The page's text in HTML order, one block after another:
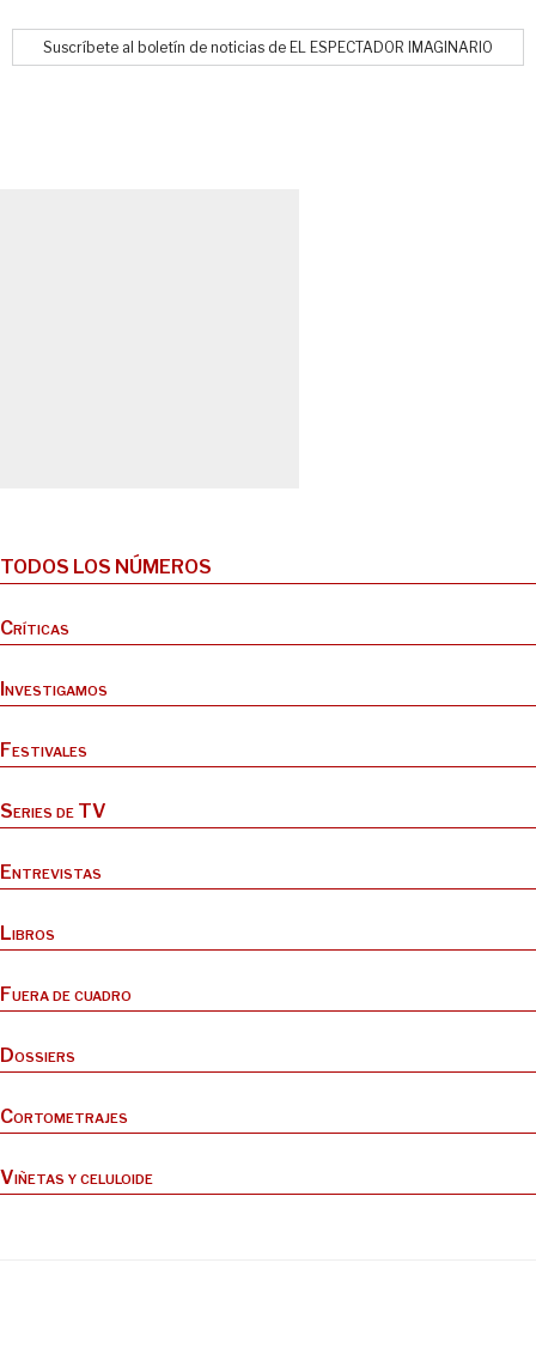
Suscríbete al boletín de noticias de EL ESPECTADOR IMAGINARIO
TODOS LOS NÚMEROS
Críticas
Investigamos
Festivales
Series de TV
Entrevistas
Libros
Fuera de cuadro
Dossiers
Cortometrajes
Viñetas y celuloide